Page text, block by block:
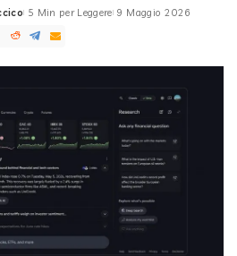
5 Min per Leggere 9 Maggio 2026